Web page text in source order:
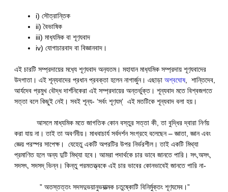
i) স‍ৌত্রান্তিক
ii) বৈভাষিক
iii) মাধ‍্যমিক বা শূণ‍্যবাদ
iv) যোগাচারবাদ বা বিজ্ঞানবাদ।
এই চারটি সম্প্রদায়ের মধ‍্যে শূণ‍্যবাদ অন‍্যতম। মহাযান মাধ‍্যমিক সম্প্রদায় শূণ‍্যবাদের
উদগাতা। এই শূন্যবাদের প্রধান প্রবক্তা হলেন নাগার্জুন। এছাড়া অশ্বঘোষ, শান্তিদেব,
আর্যদেব প্রমুখ বৌদ্ধ দার্শনিকেরা এই সম্প্রদায়ের অন্তর্ভুক্ত। শূন্যবাদ মতে বিশ্বজগতে
সত্তা বলে কিছুই নেই। সবই শূন্য- ‘সর্বং শূণ‍্যম্’ এই মতটিকে শূন্যবাদ বলা হয়।
আসলে মাধ্যমিক মতে জাগতিক কোন বস্তুর সত্তা কী, তা বুদ্ধির দ্বারা নির্ণয়
করা যায় না। তাই তা অবর্ণনীয়। মাধবাচার্য সর্বদর্শন সংগ্রহে বলেছেন – জ্ঞাতা, জ্ঞান এবং
জ্ঞেয় পরস্পর সাপেক্ষ। যেহেতু একটি অপরটির উপর নির্ভরশীল। তাই একটি মিথ্যা
প্রমাণিত হলে অন্য দুটি মিথ্যা হবে। আমরা পদার্থকে চার ভাবে জানতে পারি। সৎ,অসৎ,
সদসৎ, সদসদ্ ভিন্ন। কিন্তু পরমতত্ত্বকে এই চার ভাবের কোনভাবেই জানতে পারি না-
” অতস্তত্তং সদসদুভয়ানুভয়াত্মক চতুষ্কোটি বিনির্মুক্তং শূণ‍্যমেব।”